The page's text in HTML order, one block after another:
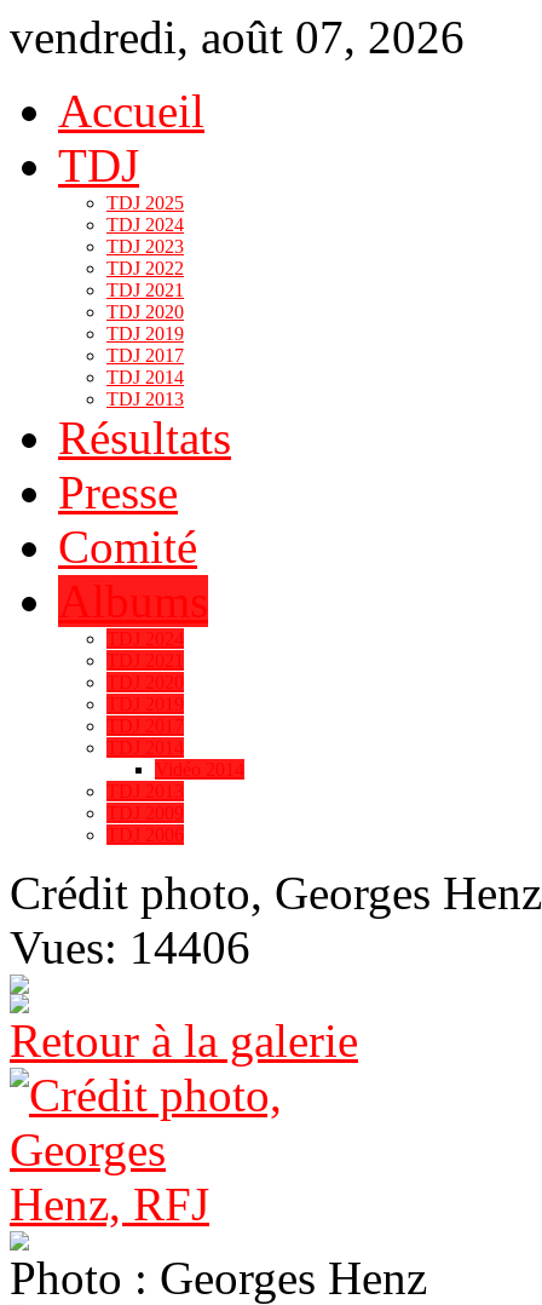
vendredi, août 07, 2026
Accueil
TDJ
TDJ 2025
TDJ 2024
TDJ 2023
TDJ 2022
TDJ 2021
TDJ 2020
TDJ 2019
TDJ 2017
TDJ 2014
TDJ 2013
Résultats
Presse
Comité
Albums
TDJ 2024
TDJ 2021
TDJ 2020
TDJ 2019
TDJ 2017
TDJ 2014
Vidéo 2014
TDJ 2013
TDJ 2009
TDJ 2006
Crédit photo, Georges
Vues: 14406
Retour à la galerie
Photo : Georges Henz